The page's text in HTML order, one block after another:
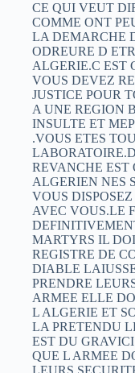
CE QUI VEUT
COMME ONT
LA DEMARCHE
ODREURE D
ALGERIE.C EST
VOUS DEVEZ
JUSTICE POUR
A UNE REGION
INSULTE ET
.VOUS ETES
REVANCHE EST
ALGERIEN NES
VOUS
AVEC VOUS.LE
MARTYRS IL
REGISTRE DE
DIABLE
PRENDRE
ARMEE ELLE
L ALGERIE ET
LA PRETENDU
EST DU
QUE L ARMEE